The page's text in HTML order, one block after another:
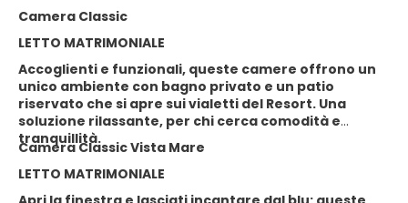
Camera Classic
LETTO MATRIMONIALE
Accoglienti e funzionali, queste camere offrono un
unico ambiente con bagno privato e un patio
riservato che si apre sui vialetti del Resort. Una
soluzione rilassante, per chi cerca comodità e
tranquillità.
Camera Classic Vista Mare
LETTO MATRIMONIALE